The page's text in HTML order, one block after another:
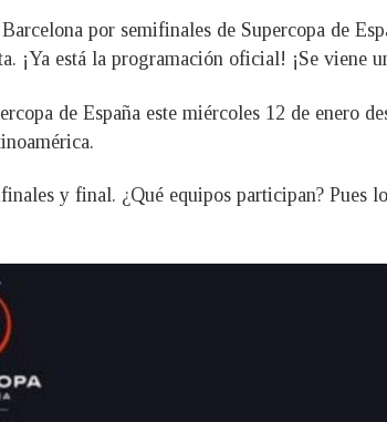
por semifinales de Supercopa de
¡Ya está la programación oficial! ¡Se viene
de España este miércoles 12 de enero
y final. ¿Qué equipos participan? Pues